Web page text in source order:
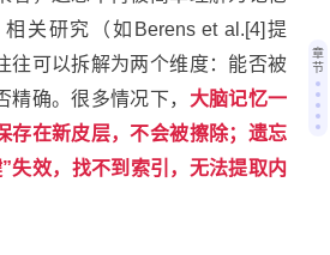
关研究（如Berens et al.[4]提
往可以拆解为两个维度：能否被
精确。很多情况下， 大脑记忆一
存在新皮层，不会被擦除；遗忘
失效，找不到索引，无法提取内
章
节